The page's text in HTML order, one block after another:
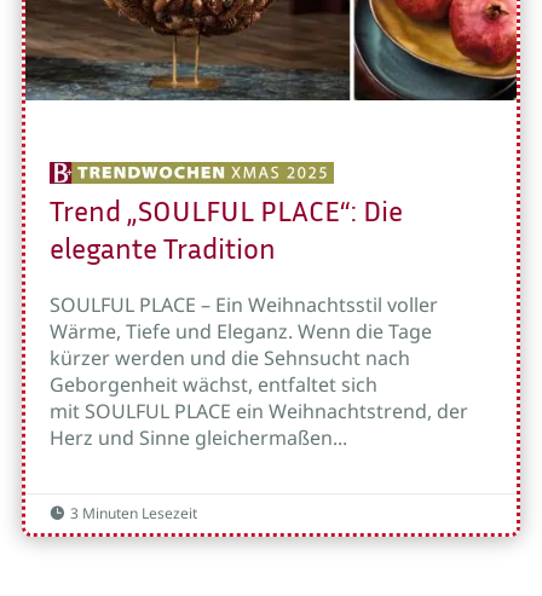
Trend „SOULFUL PLACE“: Die
elegante Tradition
SOULFUL PLACE – Ein Weihnachtsstil voller
Wärme, Tiefe und Eleganz. Wenn die Tage
kürzer werden und die Sehnsucht nach
Geborgenheit wächst, entfaltet sich
mit SOULFUL PLACE ein Weihnachtstrend, der
Herz und Sinne gleichermaßen...
 3 Minuten Lesezeit